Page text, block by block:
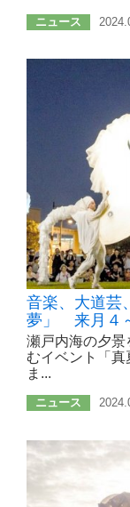
ニュース
音楽、大道
夢」 来月４
瀬戸内海の夕景
むイベント「真
ま...
ニュース